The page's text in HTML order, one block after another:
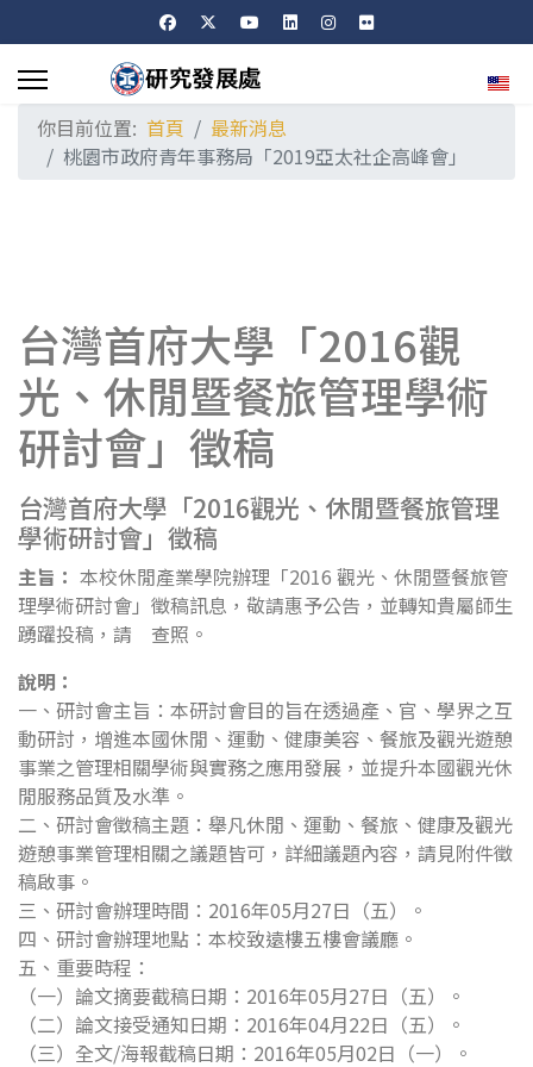
選擇
你目前位置: 首頁
最新消息
桃園市政府青年事務局「2019亞太社企高峰會」
台灣首府大學「2016觀
光、休閒暨餐旅管理學術
研討會」徵稿
台灣首府大學「2016觀光、休閒暨餐旅管理
學術研討會」徵稿
主旨： 本校休閒產業學院辦理「2016 觀光、休閒暨餐旅管
理學術研討會」徵稿訊息，敬請惠予公告，並轉知貴屬師生
踴躍投稿，請 查照。
說明：
一、研討會主旨：本研討會目的旨在透過產、官、學界之互
動研討，增進本國休閒、運動、健康美容、餐旅及觀光遊憩
事業之管理相關學術與實務之應用發展，並提升本國觀光休
閒服務品質及水準。
二、研討會徵稿主題：舉凡休閒、運動、餐旅、健康及觀光
遊憩事業管理相關之議題皆可，詳細議題內容，請見附件徵
稿啟事。
三、研討會辦理時間：2016年05月27日（五）。
四、研討會辦理地點：本校致遠樓五樓會議廳。
五、重要時程：
（一）論文摘要截稿日期：2016年05月27日（五）。
（二）論文接受通知日期：2016年04月22日（五）。
（三）全文/海報截稿日期：2016年05月02日（一）。